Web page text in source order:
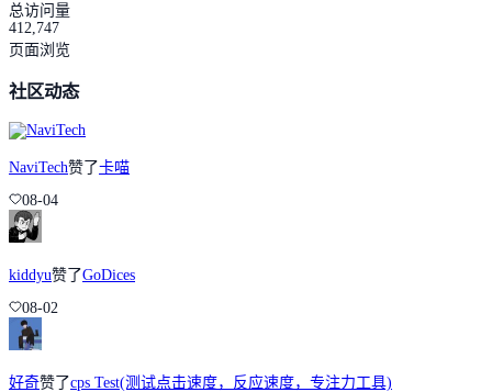
总访问量
412,747
页面浏览
社区动态
NaviTech赞了卡喵
08-04
kiddyu赞了GoDices
08-02
好奇赞了cps Test(测试点击速度，反应速度，专注力工具)